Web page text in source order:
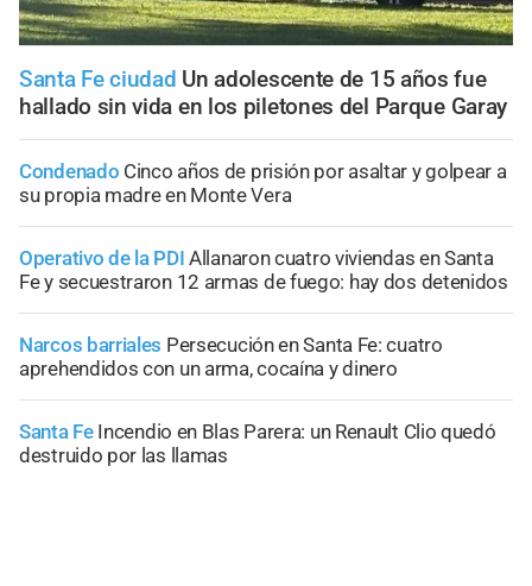
Santa Fe ciudad Un adolescente de 15 años fue
hallado sin vida en los piletones del Parque Garay
Condenado Cinco años de prisión por asaltar y golpear a
su propia madre en Monte Vera
Operativo de la PDI Allanaron cuatro viviendas en Santa
Fe y secuestraron 12 armas de fuego: hay dos detenidos
Narcos barriales Persecución en Santa Fe: cuatro
aprehendidos con un arma, cocaína y dinero
Santa Fe Incendio en Blas Parera: un Renault Clio quedó
destruido por las llamas